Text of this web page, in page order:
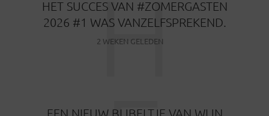
HET SUCCES VAN #ZOMERGASTEN
2026 #1 WAS VANZELFSPREKEND.
2 WEKEN GELEDEN
H
EEN NIEUW BIJBELTJE VAN WIJN